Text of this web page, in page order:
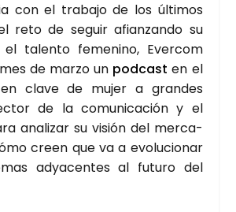
con el tra­ba­jo de los últi­mos
reto de seguir afian­zan­do su
talen­to feme­nino, Ever­com
de mar­zo un pod­cast en el
cla­ve de mujer a gran­des
de la comu­ni­ca­ción y el
ana­li­zar su visión del mer­ca­
creen que va a evo­lu­cio­nar
adya­cen­tes al futu­ro del